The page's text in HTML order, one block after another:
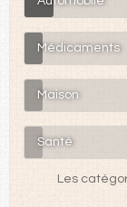
Médicaments
Maison
Santé
Les